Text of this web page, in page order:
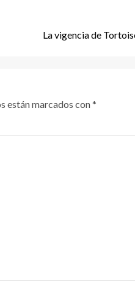
La vigencia de
están marcados con*